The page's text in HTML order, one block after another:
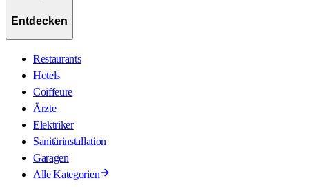
Entdecken
Restaurants
Hotels
Coiffeure
Ärzte
Elektriker
Sanitärinstallation
Garagen
Alle Kategorien